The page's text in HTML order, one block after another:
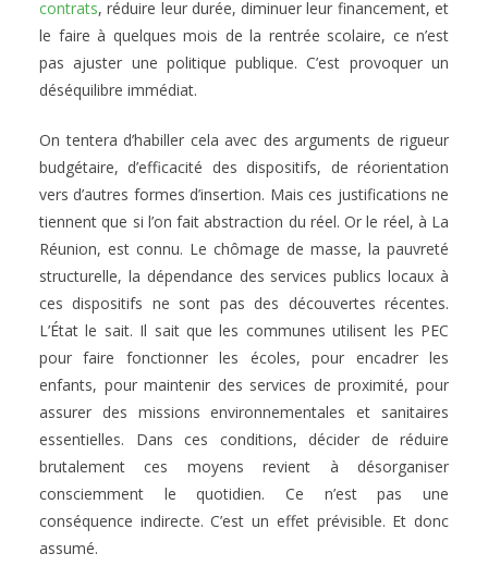
contrats, réduire leur durée, diminuer leur financement, et
le faire à quelques mois de la rentrée scolaire, ce n’est
pas ajuster une politique publique. C’est provoquer un
déséquilibre immédiat.
On tentera d’habiller cela avec des arguments de rigueur
budgétaire, d’efficacité des dispositifs, de réorientation
vers d’autres formes d’insertion. Mais ces justifications ne
tiennent que si l’on fait abstraction du réel. Or le réel, à La
Réunion, est connu. Le chômage de masse, la pauvreté
structurelle, la dépendance des services publics locaux à
ces dispositifs ne sont pas des découvertes récentes.
L’État le sait. Il sait que les communes utilisent les PEC
pour faire fonctionner les écoles, pour encadrer les
enfants, pour maintenir des services de proximité, pour
assurer des missions environnementales et sanitaires
essentielles. Dans ces conditions, décider de réduire
brutalement ces moyens revient à désorganiser
consciemment le quotidien. Ce n’est pas une
conséquence indirecte. C’est un effet prévisible. Et donc
assumé.